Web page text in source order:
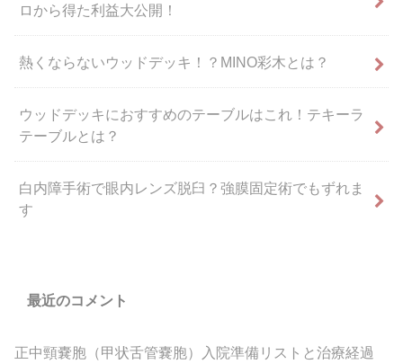
ロから得た利益大公開！
熱くならないウッドデッキ！？MINO彩木とは？
ウッドデッキにおすすめのテーブルはこれ！テキーラ
テーブルとは？
白内障手術で眼内レンズ脱臼？強膜固定術でもずれま
す
最近のコメント
正中頸嚢胞（甲状舌管嚢胞）入院準備リストと治療経過